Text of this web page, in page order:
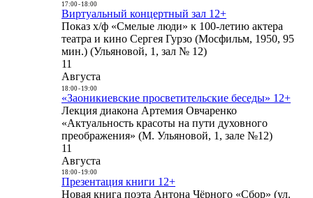
17:00- 18:00
Виртуальный концертный зал 12+
Показ х/ф «Смелые люди» к 100-летию актера
театра и кино Сергея Гурзо (Мосфильм, 1950, 95
мин.) (Ульяновой, 1, зал № 12)
11
Августа
18:00- 19:00
«Заоникиевские просветительские беседы» 12+
Лекция диакона Артемия Овчаренко
«Актуальность красоты на пути духовного
преображения» (М. Ульяновой, 1, зале №12)
11
Августа
18:00- 19:00
Презентация книги 12+
Новая книга поэта Антона Чёрного «Сбор» (ул.